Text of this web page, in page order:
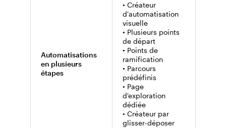
Automatisations
en plusieurs
étapes
• Créateur
d'automatisation
visuelle
• Plusieurs points
de départ
• Points de
ramification
• Parcours
prédéfinis
• Page
d'exploration
dédiée
• Créateur par
glisser-déposer